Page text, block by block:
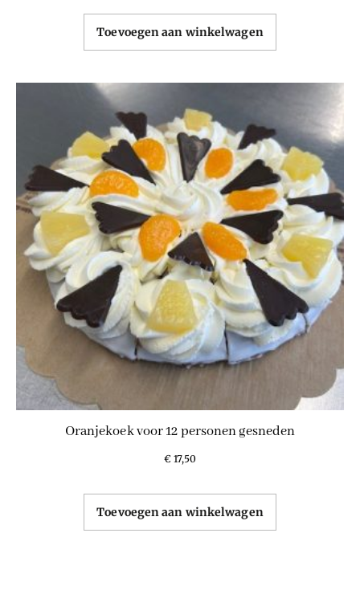
Toevoegen aan winkelwagen
Oranjekoek voor 12 personen gesneden
€ 17,50
Toevoegen aan winkelwagen